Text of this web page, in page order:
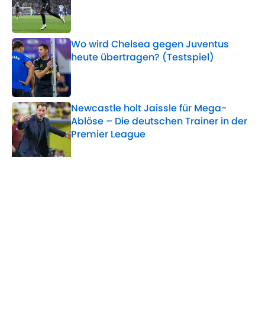
Published by on Invalid Date
Wo wird Chelsea gegen Juventus
heute übertragen? (Testspiel)
Published by on Invalid Date
Newcastle holt Jaissle für Mega-
Ablöse – Die deutschen Trainer in der
Premier League